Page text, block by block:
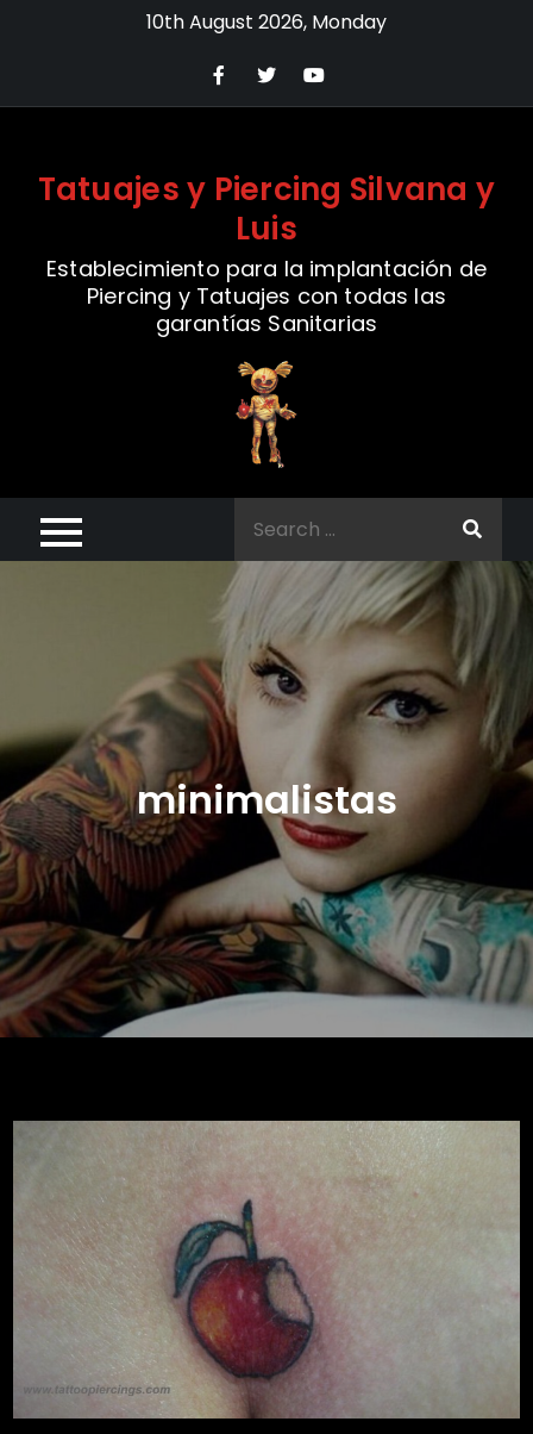
10th August 2026, Monday
Tatuajes y Piercing Silvana y
Luis
Establecimiento para la implantación de
Piercing y Tatuajes con todas las
garantías Sanitarias
minimalistas